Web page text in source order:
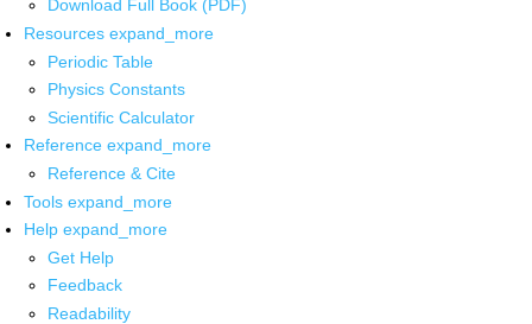
Download Full Book (PDF)
Resources expand_more
Periodic Table
Physics Constants
Scientific Calculator
Reference expand_more
Reference & Cite
Tools expand_more
Help expand_more
Get Help
Feedback
Readability